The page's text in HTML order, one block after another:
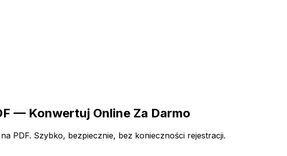
— Konwertuj Online Za Darmo
PDF. Szybko, bezpiecznie, bez konieczności rejestracji.